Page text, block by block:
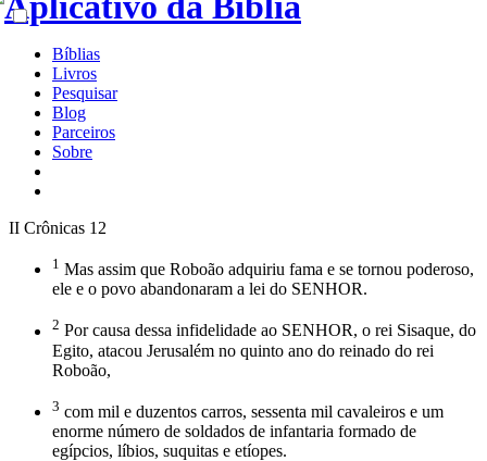
Bíblias
Livros
Pesquisar
Blog
Parceiros
Sobre
II Crônicas 12
1 Mas assim que Roboão adquiriu fama e se tornou poderoso,
ele e o povo abandonaram a lei do SENHOR.
2 Por causa dessa infidelidade ao SENHOR, o rei Sisaque, do
Egito, atacou Jerusalém no quinto ano do reinado do rei
Roboão,
3 com mil e duzentos carros, sessenta mil cavaleiros e um
enorme número de soldados de infantaria formado de
egípcios, líbios, suquitas e etíopes.